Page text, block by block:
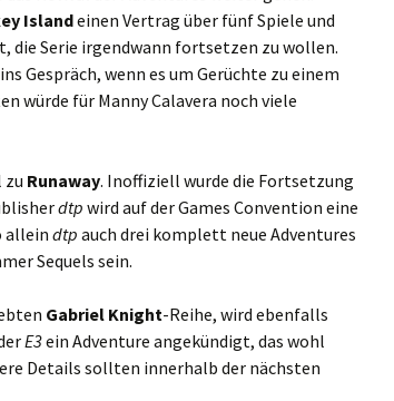
Islandeinen Vertrag über fünf Spiele und
die Serie irgendwann fortsetzen zu wollen.
Gespräch, wenn es um Gerüchte zu einem
würde für Manny Calavera noch viele
zu Runaway. Inoffiziell wurde die Fortsetzung
dtp wird auf der Games Convention eine
allein dtp auch drei komplett neue Adventures
Sequels sein.
Gabriel Knight-Reihe, wird ebenfalls
E3ein Adventure angekündigt, das wohl
Details sollten innerhalb der nächsten